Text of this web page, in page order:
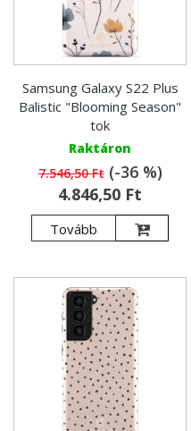
Samsung Galaxy S22 Plus
Balistic "Blooming Season"
tok
Raktáron
7.546,50 Ft(-36 %)
4.846,50 Ft
Tovább